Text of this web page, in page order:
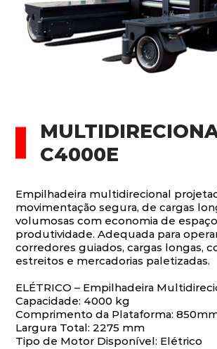
C4000E
Empilhadeira multidirecional
movimentação segura, de cargas
volumosas com economia de
produtividade. Adequada para
corredores guiados, cargas longas,
estreitos e mercadorias paletizadas.
ELÉTRICO – Empilhadeira
Capacidade: 4000 kg
Comprimento da Plataforma:
Largura Total: 2275 mm
Tipo de Motor Disponível: Elétrico